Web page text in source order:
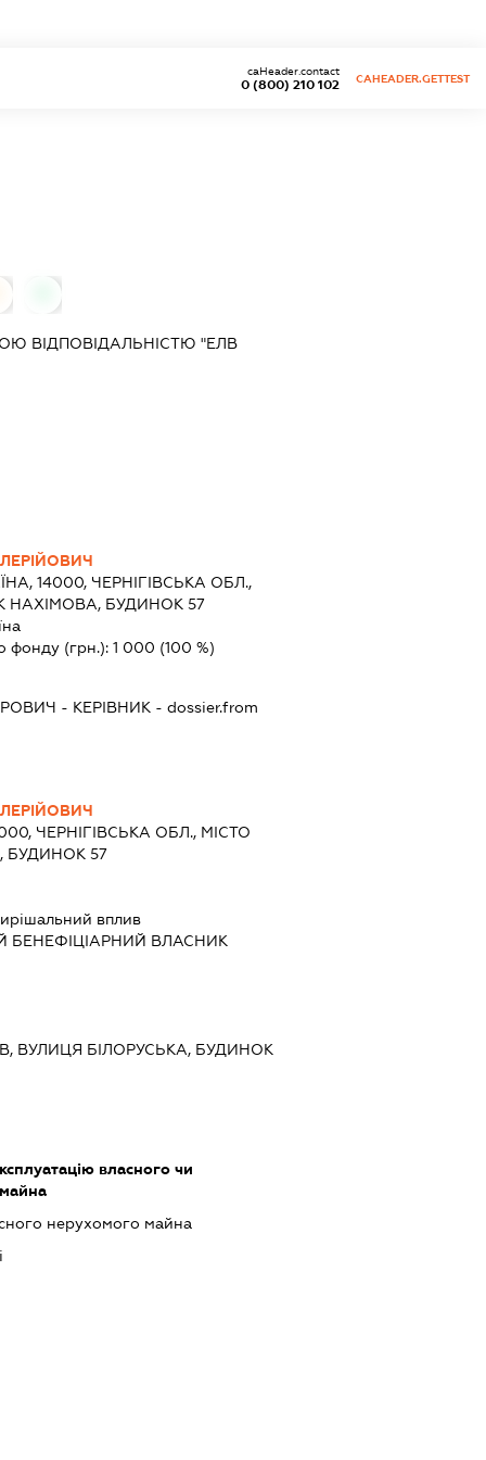
0 (800) 210 102
caHeader.contact
CAHEADER.GETTEST
ВІДПОВІДАЛЬНІСТЮ "ЕЛВ
14000, ЧЕРНІГІВСЬКА ОБЛ.,
НАХІМОВА, БУДИНОК 57
фонду (грн.): 1 000 (100 %)
- КЕРІВНИК- dossier.from
ЧЕРНІГІВСЬКА ОБЛ., МІСТО
БУДИНОК 57
вплив
БЕНЕФІЦІАРНИЙ ВЛАСНИК
ВУЛИЦЯ БІЛОРУСЬКА, БУДИНОК
власного чи
нерухомого майна